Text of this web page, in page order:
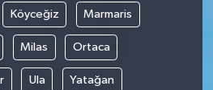
Köyceğiz Marmaris
Milas Ortaca
Ula Yatağan